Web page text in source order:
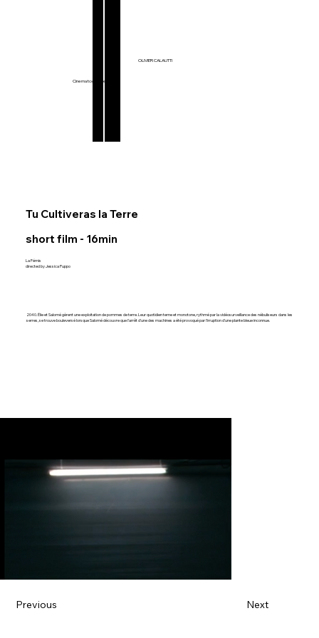
OLIVIER CALAUTTI
Cinematographer
Tu Cultiveras la Terre
short film - 16min
La Fémis
directed by Jessica Puppo
2040. Élie et Salomé gèrent une exploitation de pommes de terre. Leur quotidien terne et monotone, rythmé par la vidéosurveillance des nébuliseurs dans les
serres, se trouve bouleversé lorsque Salomé découvre que l'arrêt d'une des machines a été provoqué par l'irruption d'une plante bleue inconnue.
Previous Next